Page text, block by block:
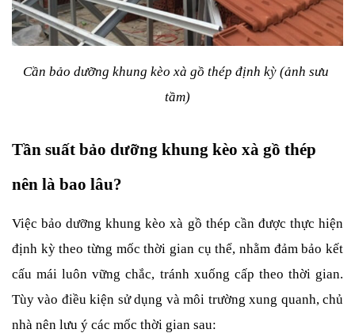
Cần bảo dưỡng khung kèo xà gồ thép định kỳ (ảnh sưu
tầm)
Tần suất bảo dưỡng khung kèo xà gồ thép
nên là bao lâu?
Việc bảo dưỡng khung kèo xà gồ thép cần được thực hiện
định kỳ theo từng mốc thời gian cụ thể, nhằm đảm bảo kết
cấu mái luôn vững chắc, tránh xuống cấp theo thời gian.
Tùy vào điều kiện sử dụng và môi trường xung quanh, chủ
nhà nên lưu ý các mốc thời gian sau: